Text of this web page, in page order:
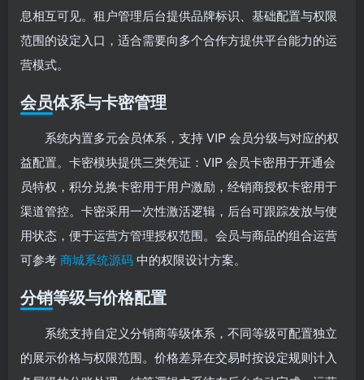
息相互可见。租户管理后台提供品牌标识、基础配置与权限
范围的设定入口，适合需要向多个合作方提供平台能力的运
营模式。
会员体系与卡密管理
系统内置多元会员体系，支持 VIP 会员分级与对应的权
益配置。卡密模块提供三类凭证：VIP 会员卡密用于开通会
员特权，积分兑换卡密用于用户激励，经销商授权卡密用于
渠道管控。卡密采用一次性激活逻辑，后台可跟踪发放与使
用状态，便于运营方管理授权范围。会员与商品的组合运营
可参考商城系统源码中的权限设计方案。
分销等级与价格配置
系统支持自定义分销商等级体系，不同等级可配置独立
的展示价格与权限范围。价格差异在交易时按设定规则计入